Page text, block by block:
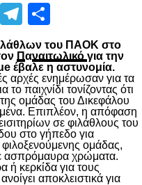
LinkedIn
Telegram
του ΠΑΟΚ στο
Παναιτωλικό για την
έβαλε η αστυνομία.
αρχές ενημέρωσαν για τα
παιχνίδι τονίζοντας ότι
ομάδας του Δικεφάλου
Επιπλέον, η απόφαση
σε φιλάθλους του
στο γήπεδο για
φιλοξενούμενης ομάδας,
ασπρόμαυρα χρώματα.
ή κερκίδα για τους
αποκλειστικά για